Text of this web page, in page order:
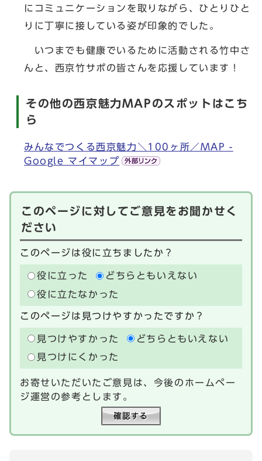
にコミュニケーションを取りながら、ひとりひと
りに丁寧に接している姿が印象的でした。
いつまでも健康でいるために活動される竹中さ
んと、西京竹サポの皆さんを応援しています！
その他の西京魅力MAPのスポットはこち
ら
みんなでつくる西京魅力＼100ヶ所／MAP -
Google マイマップ
このページに対してご意見をお聞かせく
ださい
このページは役に立ちましたか？
役に立った
どちらともいえない
役に立たなかった
このページは見つけやすかったですか？
見つけやすかった
どちらともいえない
見つけにくかった
お寄せいただいたご意見は、今後のホームペー
ジ運営の参考とします。